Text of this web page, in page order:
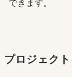
できます。
プロジェク